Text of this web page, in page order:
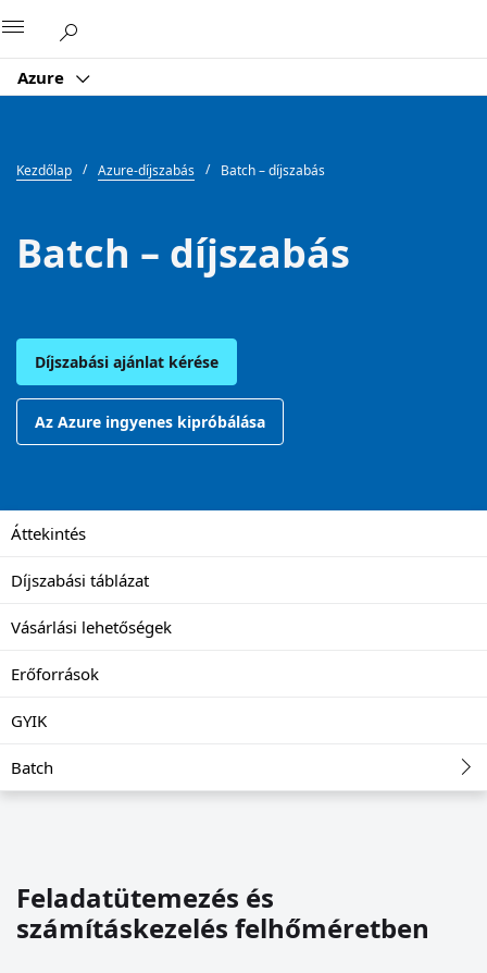
Azure
Kezdőlap Azure-díjszabás Batch – díjszabás
Batch – díjszabás
Díjszabási ajánlat kérése
Az Azure ingyenes kipróbálása
Áttekintés
Díjszabási táblázat
Vásárlási lehetőségek
Erőforrások
GYIK
Batch
Feladatütemezés és
számításkezelés felhőméretben